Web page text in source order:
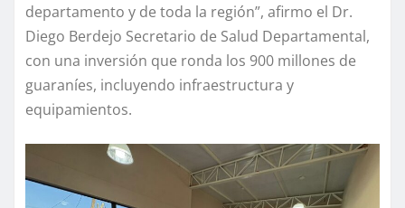
departamento y de toda la región”, afirmo el Dr.
Diego Berdejo Secretario de Salud Departamental,
con una inversión que ronda los 900 millones de
guaraníes, incluyendo infraestructura y
equipamientos.